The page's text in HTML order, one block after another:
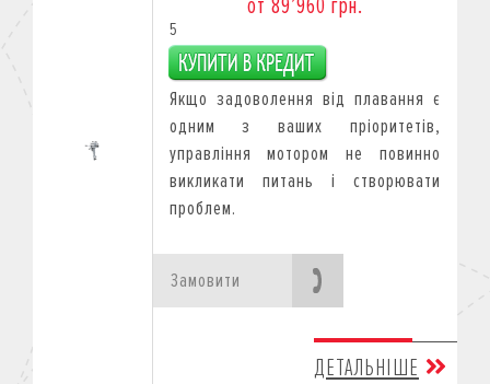
от 89’960 грн.
5
Якщо задоволення від плавання є
одним з ваших пріоритетів,
управління мотором не повинно
викликати питань і створювати
проблем.
Замовити
ДЕТАЛЬНІШЕ